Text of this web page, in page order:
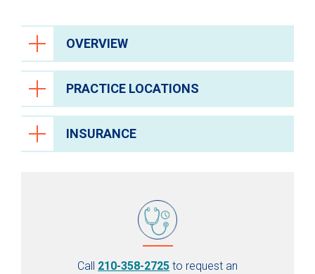
OVERVIEW
PRACTICE LOCATIONS
INSURANCE
Call 210-358-2725 to request an